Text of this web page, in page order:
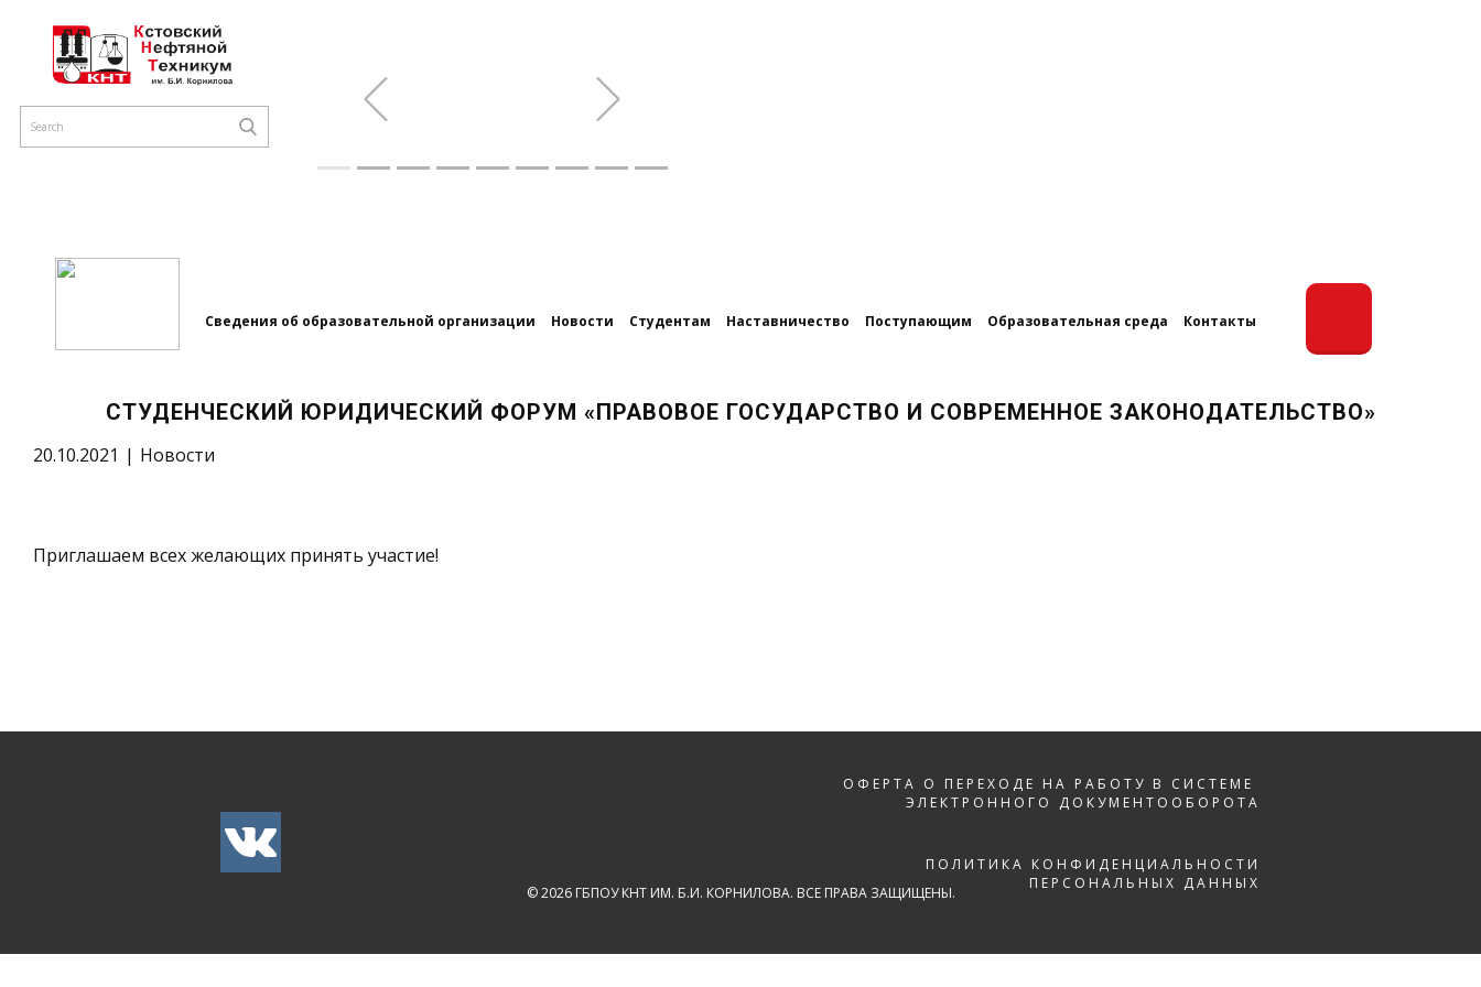
Сведения об образовательной организации Новости Студентам Наставничество Поступающим Образовательная среда Контакты
СТУДЕНЧЕСКИЙ ЮРИДИЧЕСКИЙ ФОРУМ «ПРАВОВОЕ ГОСУДАРСТВО И СОВРЕМЕННОЕ ЗАКОНОДАТЕЛЬСТВО»
20.10.2021 Новости
Приглашаем всех желающих принять участие!
ОФЕРТА О ПЕРЕХОДЕ НА РАБОТУ В СИСТЕМЕ
ЭЛЕКТРОННОГО ДОКУМЕНТООБОРОТА
ПОЛИТИКА КОНФИДЕНЦИАЛЬНОСТИ
ПЕРСОНАЛЬНЫХ ДАННЫХ
© 2026 ГБПОУ КНТ ИМ. Б.И. КОРНИЛОВА. ВСЕ ПРАВА ЗАЩИЩЕНЫ.